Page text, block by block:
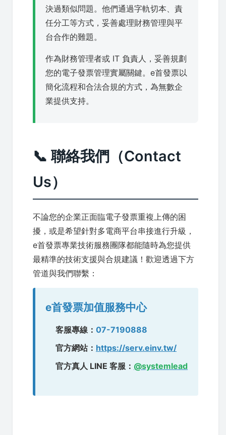
決過類似問題。他們通過字軌切本、責
任分工等方式，妥善處理財務管理與平
台合作的難題。
作為財務管理者或 IT 負責人，妥善規劃
您的電子發票管理實屬關鍵。e首發票以
簡化流程和合法合規的方式，為無數企
業提供支持。
📞 聯絡我們（Contact
Us）
不論您的企業正面臨電子發票重複上傳的困
擾，或是希望針對多電商平台串接進行升級，
e首發票專業技術服務團隊都能隨時為您提供
最精準的技術支援與合規建議！歡迎透過下方
管道與我們聯繫：
e首發票加值服務中心
客服專線： 07-7190888
官方網站： https://serv.einv.tw/
官方真人 LINE 客服： @systemlead